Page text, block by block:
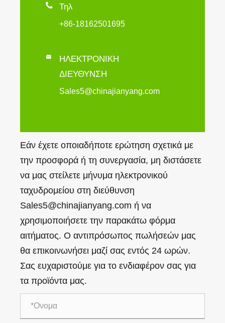
 Τηλ
+86-18162501695

ΗΛΕΚΤΡΟΝΙΚΗ
ΔΙΕΥΘΥΝΣΗ
Sales5@chinajianyang.com
Εάν έχετε οποιαδήποτε ερώτηση σχετικά με
την προσφορά ή τη συνεργασία, μη διστάσετε
να μας στείλετε μήνυμα ηλεκτρονικού
ταχυδρομείου στη διεύθυνση
Sales5@chinajianyang.com ή να
χρησιμοποιήσετε την παρακάτω φόρμα
αιτήματος. Ο αντιπρόσωπος πωλήσεών μας
θα επικοινωνήσει μαζί σας εντός 24 ωρών.
Σας ευχαριστούμε για το ενδιαφέρον σας για
τα προϊόντα μας.